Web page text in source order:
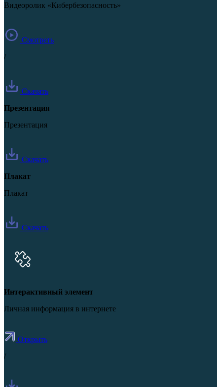
Видеоролик «Кибербезопасность»
Смотреть
/
Скачать
Презентация
Презентация
Скачать
Плакат
Плакат
Скачать
Интерактивный элемент
Личная информация в интернете
Открыть
/